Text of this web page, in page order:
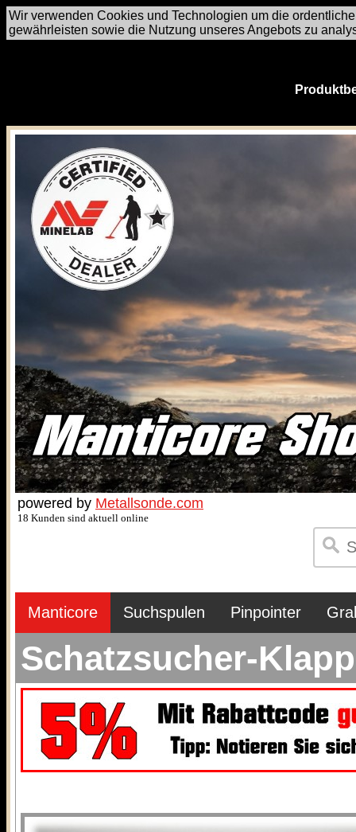
Wir verwenden Cookies und Technologien um die
gewährleisten sowie die Nutzung unseres Angebots zu
powered by Metallsonde.com
18 Kunden sind aktuell online
Manticore Suchspulen Pinpointer
Schatzsucher-